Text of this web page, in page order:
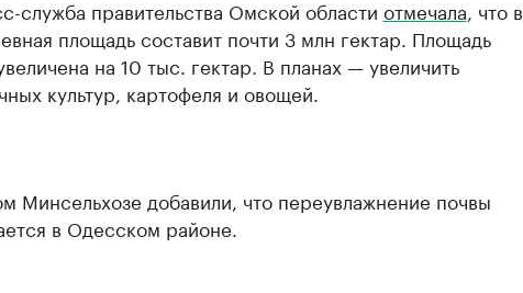
служба правительства Омской области отмечала , что в
площадь составит почти 3 млн гектар. Площадь
на 10 тыс. гектар. В планах — увеличить
культур, картофеля и овощей.
Минсельхозе добавили, что переувлажнение почвы
в Одесском районе.